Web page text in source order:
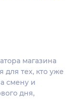
магазина
для тех, кто уже
смену и
дня,